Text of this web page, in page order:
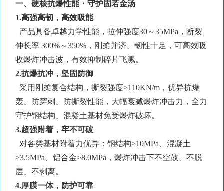
一、硬核抗爆性能・守护固若金汤
1.高强高韧，高效吸能
产品具备卓越力学性能，拉伸强度30～35MPa，断裂
伸长率 300%～350%，刚柔并济、韧性十足，可高效吸
收爆炸冲击波，有效抑制碎片飞溅。
2.抗爆抗冲，坚固防御
采用刚柔复合结构， 撕裂强度≥110KN/m，优异抗爆
轰、防穿刺、防撕裂性能，大幅衰减爆炸冲击力，全力
守护钢结构、混凝土基材免受爆炸破坏。
3.超强附着，牢不可破
对各类基材附着力优异：钢结构≥10MPa、混凝土
≥3.5MPa、铝合金≥8.0MPa，爆炸冲击下不空鼓、不脱
层、不剥离。
4.厚膜一体，防护可靠